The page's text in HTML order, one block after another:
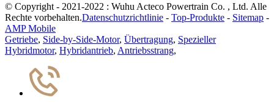
© Copyright - 2021-2022 : Wuhu Acteco Powertrain Co. , Ltd. Alle
Rechte vorbehalten.Datenschutzrichtlinie - Top-Produkte - Sitemap -
AMP Mobile
Getriebe, Side-by-Side-Motor, Übertragung, Spezieller
Hybridmotor, Hybridantrieb, Antriebsstrang,